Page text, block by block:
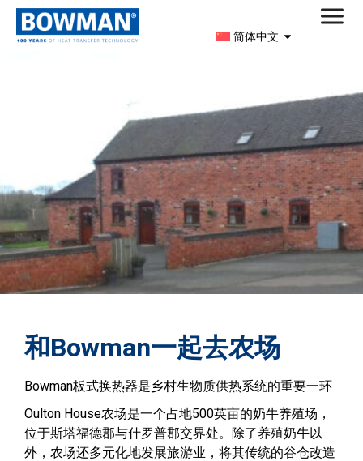
简体中文
和Bowman一起去农场
Bowman板式换热器是乡村生物质供热系统的重要一环
Oulton House农场是一个占地500英亩的奶牛养殖场，
位于斯塔福德郡与什罗普郡交界处。除了养殖奶牛以
外，农场还多元化地发展旅游业，将其传统的谷仓改造